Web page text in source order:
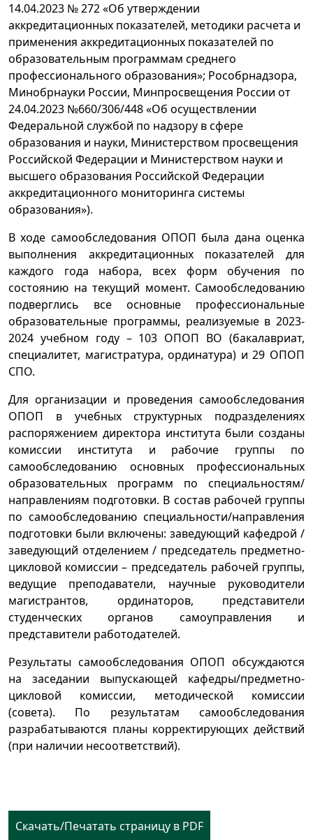
14.04.2023 № 272 «Об утверждении
аккредитационных показателей, методики расчета и
применения аккредитационных показателей по
образовательным программам среднего
профессионального образования»; Рособрнадзора,
Минобрнауки России, Минпросвещения России от
24.04.2023 №660/306/448 «Об осуществлении
Федеральной службой по надзору в сфере
образования и науки, Министерством просвещения
Российской Федерации и Министерством науки и
высшего образования Российской Федерации
аккредитационного мониторинга системы
образования»).
В ходе самообследования ОПОП была дана оценка
выполнения аккредитационных показателей для
каждого года набора, всех форм обучения по
состоянию на текущий момент. Самообследованию
подверглись все основные профессиональные
образовательные программы, реализуемые в 2023-
2024 учебном году – 103 ОПОП ВО (бакалавриат,
специалитет, магистратура, ординатура) и 29 ОПОП
СПО.
Для организации и проведения самообследования
ОПОП в учебных структурных подразделениях
распоряжением директора института были созданы
комиссии института и рабочие группы по
самообследованию основных профессиональных
образовательных программ по специальностям/
направлениям подготовки. В состав рабочей группы
по самообследованию специальности/направления
подготовки были включены: заведующий кафедрой /
заведующий отделением / председатель предметно-
цикловой комиссии – председатель рабочей группы,
ведущие преподаватели, научные руководители
магистрантов, ординаторов, представители
студенческих органов самоуправления и
представители работодателей.
Результаты самообследования ОПОП обсуждаются
на заседании выпускающей кафедры/предметно-
цикловой комиссии, методической комиссии
(совета). По результатам самообследования
разрабатываются планы корректирующих действий
(при наличии несоответствий).
Скачать/Печатать страницу в PDF